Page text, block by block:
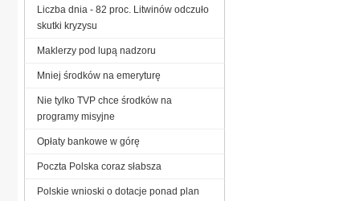
Liczba dnia - 82 proc. Litwinów odczuło
skutki kryzysu
Maklerzy pod lupą nadzoru
Mniej środków na emeryturę
Nie tylko TVP chce środków na
programy misyjne
Opłaty bankowe w górę
Poczta Polska coraz słabsza
Polskie wnioski o dotacje ponad plan